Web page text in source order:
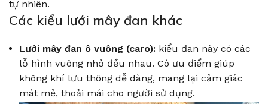
tự nhiên.
Các kiểu lưới mây đan khác
Lưới mây đan ô vuông (caro): kiểu đan này có các
lỗ hình vuông nhỏ đều nhau. Có ưu điểm giúp
không khí lưu thông dễ dàng, mang lại cảm giác
mát mẻ, thoải mái cho người sử dụng.